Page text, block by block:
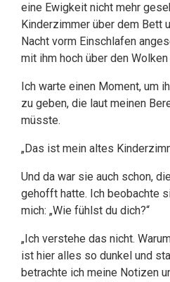
eine Ewigkeit nicht mehr
Kinderzimmer über dem Bett
Nacht vorm Einschlafen
mit ihm hoch über den Wolken
Ich warte einen Moment, um
zu geben, die laut meinen
müsste.
„Das ist mein altes
Und da war sie auch schon,
gehofft hatte. Ich beobachte
mich: „Wie fühlst du dich?“
„Ich verstehe das nicht.
ist hier alles so dunkel und
betrachte ich meine Notizen